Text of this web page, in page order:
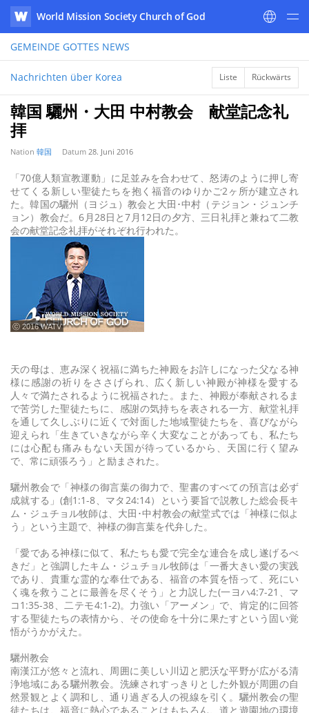
WATV
World Mission Society Church of God
GEMEINDE GOTTES NEWS
Nachrichten über Korea Liste Rückwärts
韓国 驪州・大田 中村教会 献堂記念礼
拝
Nation 韓国 Datum 28. Juni 2016
「70億人類宣教運動」に足並みを合わせて、怒涛のように押し寄
せてくる新しい聖徒たちを抱く福音のゆりかご2ヶ所が建立され
た。韓国の驪州（ヨジュ）教会と大田･中村（テジョン・ジュンチ
ョン）教会だ。6月28日と7月12日の夕方、三日礼拝と兼ねて二教
会の献堂記念礼拝がそれぞれ行われた。
ⓒ 2016 WATV
天の母は、恵み深く祝福に満ちた神殿をお許しになった父なる神
様に感謝の祈りをささげられ、広く新しい神殿が神様を愛する
人々で満たされるように祝福された。また、神殿が奉献されるま
で苦労した聖徒たちに、感謝の気持ちを表される一方、献堂礼拝
を通して久しぶりに近くで対面した地域聖徒たちを、喜びながら
迎えられ「生きていきながら辛く大変なことがあっても、私たち
には心配も痛みもない天国が待っているから、天国に行く望み
で、常に頑張ろう」と励まされた。
驪州教会で「神様の御言葉の御力で、聖書のすべての預言は必ず
成就する」(創1:1-8、マタ24:14）という要旨で説教した総会長キ
ム・ジュチョル牧師は、大田･中村教会の献堂式では「神様に似よ
う」という主題で、神様の御言葉を代弁した。
「愛である神様に似て、私たちも愛で完全な連合を成し遂げるべ
きだ」と強調したキム・ジュチョル牧師は「一番大きい愛の実践
であり、貴重な霊的な奉仕である、福音の本質を悟って、死にい
く魂を救うことに最善を尽くそう」と力説した(一ヨハ4:7-21、マ
コ1:35-38、二テモ4:1-2)。力強い「アーメン」で、肯定的に回答
する聖徒たちの表情から、その使命を十分に果たすという固い覚
悟がうかがえた。
驪州教会
南漢江が悠々と流れ、周囲に美しい川辺と肥沃な平野が広がる清
浄地域にある驪州教会。洗練されすっきりとした外観が周囲の自
然景観とよく調和し、通り過ぎる人の視線を引く。驪州教会の聖
徒たちは、福音に熱心であることはもちろん、道と遊園地の環境